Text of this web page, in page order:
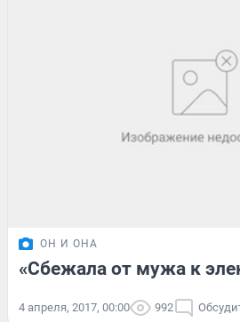
ОН И ОНА
«Сбежала от мужа к
4 апреля, 2017, 00:00 992